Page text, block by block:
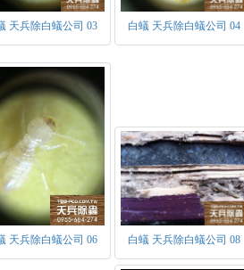
天兵除白蟻公司 03 白蟻 天兵除白蟻公司 04
天兵除白蟻公司 06 白蟻 天兵除白蟻公司 08